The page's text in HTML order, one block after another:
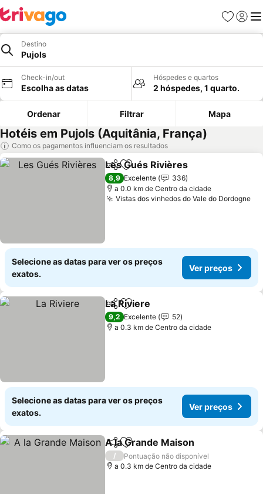
Favoritos
Iniciar
Destino
Pujols
Check-in/out
Escolha as datas
Hóspedes e quartos
2 hóspedes, 1 quarto.
Ordenar Filtrar Mapa
Hotéis em Pujols (Aquitânia, França)
Como os pagamentos influenciam os resultados
PartilharAdicionar aos favoritos
Les Gués Rivières
8,9 Excelente
336
a 0.0 km de Centro da cidade
Vistas dos vinhedos do Vale do Dordogne
Selecione as datas para ver os preços
exatos.
Ver preços
PartilharAdicionar aos favoritos
La Riviere
9,2 Excelente
52
a 0.3 km de Centro da cidade
Selecione as datas para ver os preços
exatos.
Ver preços
PartilharAdicionar aos favoritos
A la Grande Maison
/
Pontuação não disponível
a 0.3 km de Centro da cidade